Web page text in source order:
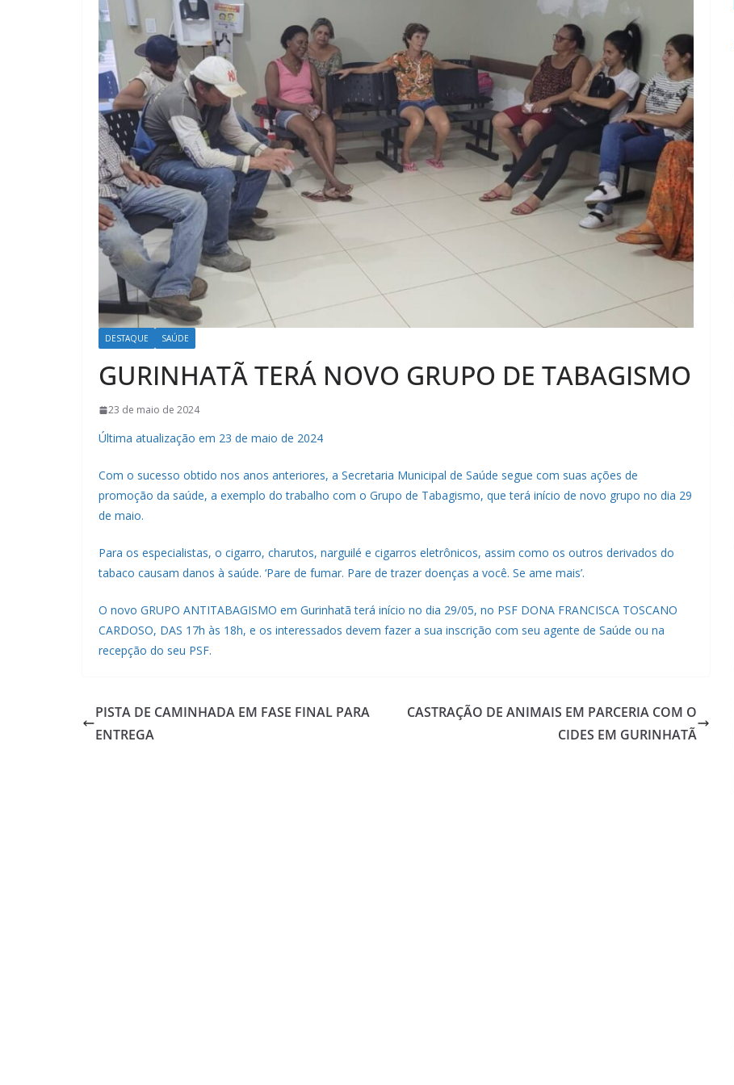
DESTAQUE SAÚDE
GURINHATÃ TERÁ NOVO GRUPO DE TABAGISMO
23 de maio de 2024
Última atualização em 23 de maio de 2024
Com o sucesso obtido nos anos anteriores, a Secretaria Municipal de Saúde segue com suas ações de
promoção da saúde, a exemplo do trabalho com o Grupo de Tabagismo, que terá início de novo grupo no dia 29
de maio.
Para os especialistas, o cigarro, charutos, narguilé e cigarros eletrônicos, assim como os outros derivados do
tabaco causam danos à saúde. ‘Pare de fumar. Pare de trazer doenças a você. Se ame mais’.
O novo GRUPO ANTITABAGISMO em Gurinhatã terá início no dia 29/05, no PSF DONA FRANCISCA TOSCANO
CARDOSO, DAS 17h às 18h, e os interessados devem fazer a sua inscrição com seu agente de Saúde ou na
recepção do seu PSF.
PISTA DE CAMINHADA EM FASE FINAL PARA
ENTREGA
CASTRAÇÃO DE ANIMAIS EM PARCERIA COM O
CIDES EM GURINHATÃ